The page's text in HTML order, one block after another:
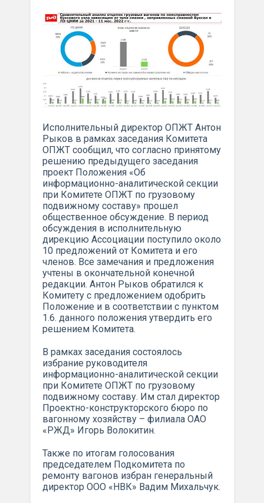
Исполнительный директор ОПЖТ Антон
Рыков в рамках заседания Комитета
ОПЖТ сообщил, что согласно принятому
решению предыдущего заседания
проект Положения «Об
информационно-аналитической секции
при Комитете ОПЖТ по грузовому
подвижному составу» прошел
общественное обсуждение. В период
обсуждения в исполнительную
дирекцию Ассоциации поступило около
10 предложений от Комитета и его
членов. Все замечания и предложения
учтены в окончательной конечной
редакции. Антон Рыков обратился к
Комитету с предложением одобрить
Положение и в соответствии с пунктом
1.6. данного положения утвердить его
решением Комитета.
В рамках заседания состоялось
избрание руководителя
информационно-аналитической секции
при Комитете ОПЖТ по грузовому
подвижному составу. Им стал директор
Проектно-конструкторского бюро по
вагонному хозяйству – филиала ОАО
«РЖД» Игорь Волокитин.
Также по итогам голосования
председателем Подкомитета по
ремонту вагонов избран генеральный
директор ООО «НВК» Вадим Михальчук.